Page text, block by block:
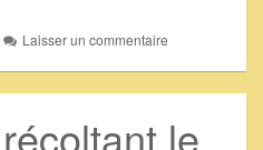
Laisser un commentaire
le